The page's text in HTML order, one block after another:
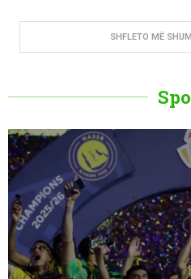
SHFLETO MË